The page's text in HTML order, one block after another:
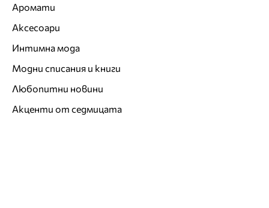
Аромати
Аксесоари
Интимна мода
Модни списания и книги
Любопитни новини
Акценти от седмицата